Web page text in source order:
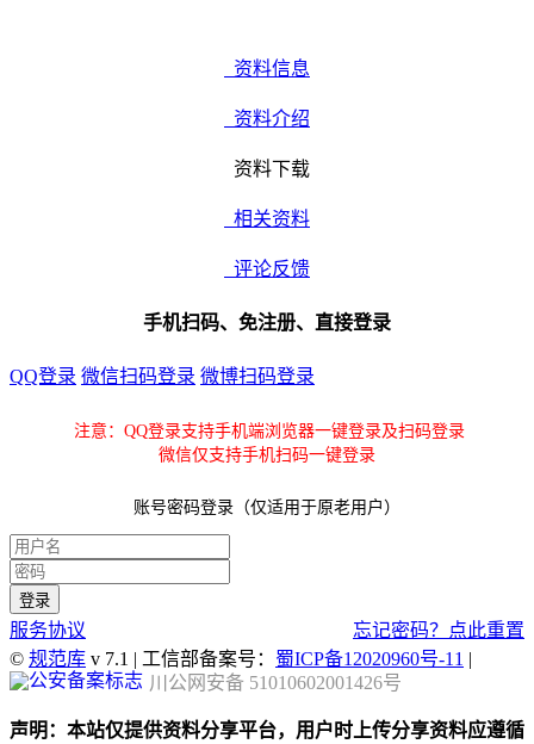
资料信息
资料介绍
资料下载
相关资料
评论反馈
手机扫码、免注册、直接登录
QQ登录 微信扫码登录 微博扫码登录
注意：QQ登录支持手机端浏览器一键登录及扫码登录
微信仅支持手机扫码一键登录
账号密码登录（仅适用于原老用户）
服务协议
忘记密码？点此重置
© 规范库 v 7.1 | 工信部备案号： 蜀ICP备12020960号-11 |
川公网安备 51010602001426号
声明：本站仅提供资料分享平台，用户时上传分享资料应遵循